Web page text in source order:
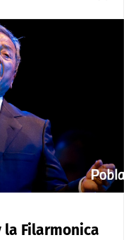
la Filarmonica